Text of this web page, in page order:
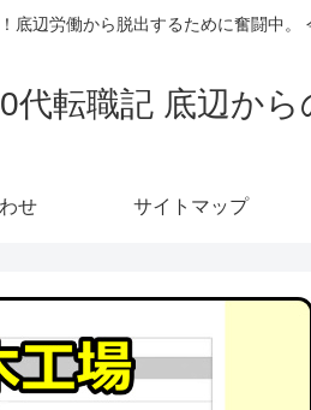
辺労働から脱出するために奮闘中。
代転職記 底辺から
せ サイトマップ